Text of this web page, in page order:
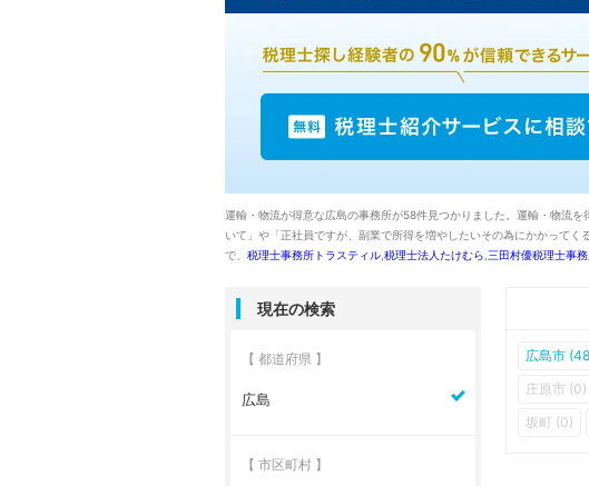
運輸・物流が得意な広島の事務所が58件見つかりました。運輸・物流を
いて」や「正社員ですが、副業で所得を増やしたいその為にかかって
で、 税理士事務所トラスティル 税理士法人たけむら 三田村優税理士事
広島市
庄原市 (0)
坂町 (0)
現在の検索
【 都道府県 】
広島
【 市区町村 】